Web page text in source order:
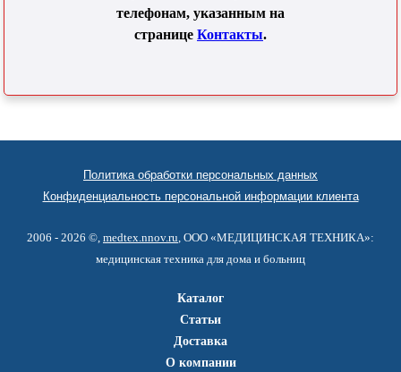
телефонам, указанным на
странице Контакты.
Политика обработки персональных данных
Конфиденциальность персональной информации клиента
2006 - 2026 ©, medtex.nnov.ru , ООО «МЕДИЦИНСКАЯ ТЕХНИКА»:
медицинская техника для дома и больниц
Каталог
Статьи
Доставка
О компании